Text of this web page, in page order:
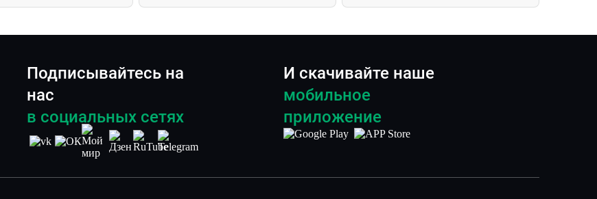
Подписывайтесь на
нас
в социальных сетях
И скачивайте наше
мобильное
приложение